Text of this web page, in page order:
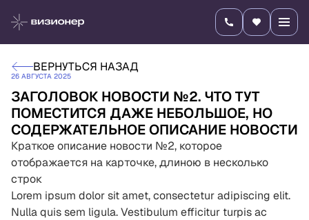
ВЕРНУТЬСЯ НАЗАД
26 АВГУСТА 2025
ЗАГОЛОВОК НОВОСТИ №2. ЧТО ТУТ
ПОМЕСТИТСЯ ДАЖЕ НЕБОЛЬШОЕ, НО
СОДЕРЖАТЕЛЬНОЕ ОПИСАНИЕ НОВОСТИ
Краткое описание новости №2, которое
отображается на карточке, длиною в несколько
строк
Lorem ipsum dolor sit amet, consectetur adipiscing elit.
Nulla quis sem ligula. Vestibulum efficitur turpis ac